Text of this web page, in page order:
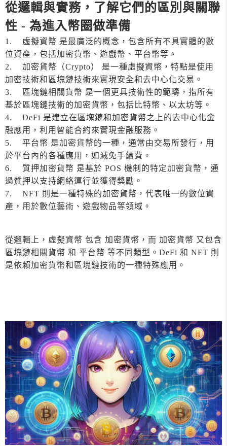
從邏輯與實務，了解它們的區別與關聯
性 - 為進入幣圈做準備
1. 虛擬資幣 是最廣泛的概念，包含所有不具實體的數
位資產，包括加密貨幣、遊戲幣、平台幣等。
2. 加密貨幣（Crypto） 是一種虛擬資幣，特點是使用
加密技術和區塊鏈技術來實現安全和去中心化交易。
3. 區塊鏈相關貨幣 是一個更具技術性的範疇，指所有
基於區塊鏈技術的加密貨幣，包括比特幣、以太坊等。
4. DeFi 是建立在區塊鏈和加密貨幣之上的去中心化金
融應用，利用智能合約來實現金融服務。
5. 平台幣 是加密貨幣的一種，通常由交易所發行，用
於平台內的各種應用，如減免手續費。
6. 質押加密貨幣 是基於 POS 機制的特定加密貨幣，通
過質押以支持網絡運行並獲得獎勵。
7. NFT 則是一種特殊的加密貨幣，代表唯一的數位資
產，用於數位藝術、遊戲物品等領域。
從邏輯上，虛擬資幣 包含 加密貨幣，而 加密貨幣 又包含
區塊鏈相關貨幣 和 平台幣 等不同類型。DeFi 和 NFT 則
是依賴加密貨幣和區塊鏈技術的一種特殊應用。